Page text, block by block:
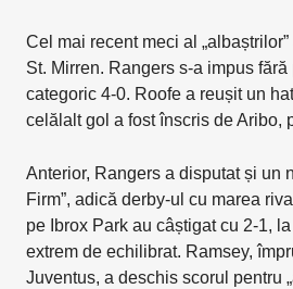
Cel mai recent meci al
St. Mirren. Rangers s-a impus
categoric 4-0. Roofe a reușit un
celălalt gol a fost înscris de Aribo,
Anterior, Rangers a disputat și un
Firm”, adică derby-ul cu marea
pe Ibrox Park au câștigat cu 2-1,
extrem de echilibrat. Ramsey,
Juventus, a deschis scorul pentru